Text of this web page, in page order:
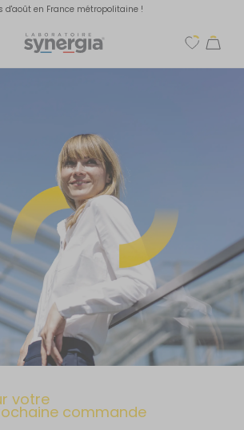
d'août en France métropolitaine !
votre
commande